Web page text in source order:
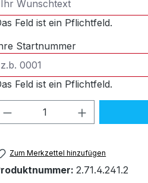
Feld ist ein Pflichtfeld.
Startnummer
Feld ist ein Pflichtfeld.
Produkt Anzahl: Gib
Zum Merkzettel hinzufügen
2.71.4.241.2